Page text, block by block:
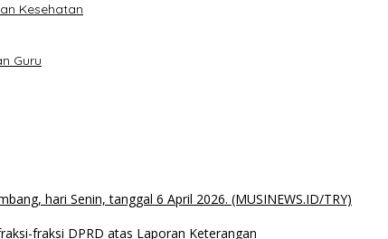
Kesehatan
Guru